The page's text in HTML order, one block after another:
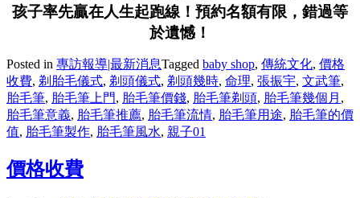
孩子率先贏在人生起跑線！預約名額有限，錯過等
於遺憾！
Posted in 專訪報導|最新消息Tagged baby shop, 傳統文化, 價格
收費, 剃胎毛儀式, 剃頭儀式, 剃頭幾時, 命理, 張振宇, 文武筆,
胎毛筆, 胎毛筆上門, 胎毛筆價錢, 胎毛筆剃頭, 胎毛筆幾個月 ,
胎毛筆意義, 胎毛筆推薦, 胎毛筆流情, 胎毛筆用途, 胎毛筆的價
值, 胎毛筆製作, 胎毛筆風水, 親子01
價格收費